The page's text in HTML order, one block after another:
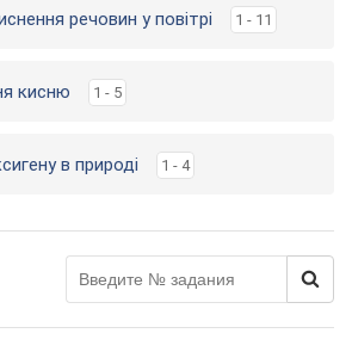
речовин у повітрі 1 - 11
кисню 1 - 5
в природі 1 - 4